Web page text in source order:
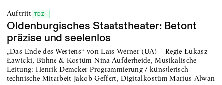
Auftritt TDZ+
Oldenburgisches Staatstheater: Betont
präzise und seelenlos
„Das Ende des Westens“ von Lars Werner (UA) – Regie Łukasz
Ławicki, Bühne & Kostüm Nina Aufderheide, Musikalische
Leitung: Henrik Demcker Programmierung / künstlerisch-
technische Mitarbeit Jakob Geffert, Digitalkostüm Marius Alwan